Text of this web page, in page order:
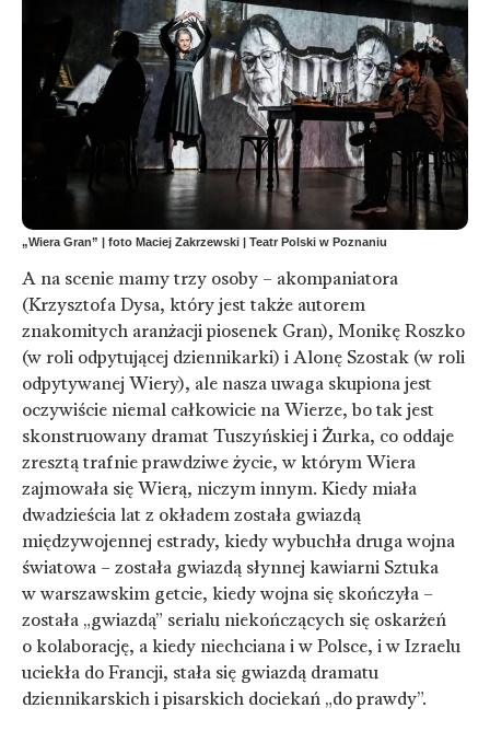
„Wiera Gran” | foto Maciej Zakrzewski | Teatr Polski w Poznaniu
A na scenie mamy trzy osoby – akompaniatora
(Krzysztofa Dysa, który jest także autorem
znakomitych aranżacji piosenek Gran), Monikę Roszko
(w roli odpytującej dziennikarki) i Alonę Szostak (w roli
odpytywanej Wiery), ale nasza uwaga skupiona jest
oczywiście niemal całkowicie na Wierze, bo tak jest
skonstruowany dramat Tuszyńskiej i Żurka, co oddaje
zresztą trafnie prawdziwe życie, w którym Wiera
zajmowała się Wierą, niczym innym. Kiedy miała
dwadzieścia lat z okładem została gwiazdą
międzywojennej estrady, kiedy wybuchła druga wojna
światowa – została gwiazdą słynnej kawiarni Sztuka
w warszawskim getcie, kiedy wojna się skończyła –
została „gwiazdą” serialu niekończących się oskarżeń
o kolaborację, a kiedy niechciana i w Polsce, i w Izraelu
uciekła do Francji, stała się gwiazdą dramatu
dziennikarskich i pisarskich dociekań „do prawdy”.